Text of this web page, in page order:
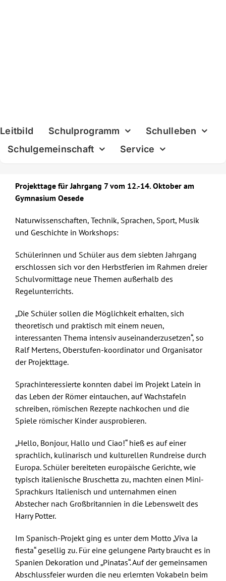
Leitbild Schulprogramm
Schulleben
Schulgemeinschaft
Service
Projekttage für Jahrgang 7 vom 12.-14. Oktober am
Gymnasium Oesede
Naturwissenschaften, Technik, Sprachen, Sport, Musik
und Geschichte in Workshops:
Schülerinnen und Schüler aus dem siebten Jahrgang
erschlossen sich vor den Herbstferien im Rahmen dreier
Schulvormittage neue Themen außerhalb des
Regelunterrichts.
„Die Schüler sollen die Möglichkeit erhalten, sich
theoretisch und praktisch mit einem neuen,
interessanten Thema intensiv auseinanderzusetzen“, so
Ralf Mertens, Oberstufen-koordinator und Organisator
der Projekttage.
Sprachinteressierte konnten dabei im Projekt Latein in
das Leben der Römer eintauchen, auf Wachstafeln
schreiben, römischen Rezepte nachkochen und die
Spiele römischer Kinder ausprobieren.
„Hello, Bonjour, Hallo und Ciao!“ hieß es auf einer
sprachlich, kulinarisch und kulturellen Rundreise durch
Europa. Schüler bereiteten europäische Gerichte, wie
typisch italienische Bruschetta zu, machten einen Mini-
Sprachkurs Italienisch und unternahmen einen
Abstecher nach Großbritannien in die Lebenswelt des
Harry Potter.
Im Spanisch-Projekt ging es unter dem Motto „Viva la
fiesta“ gesellig zu. Für eine gelungene Party braucht es in
Spanien Dekoration und „Pinatas“. Auf der gemeinsamen
Abschlussfeier wurden die neu erlernten Vokabeln beim